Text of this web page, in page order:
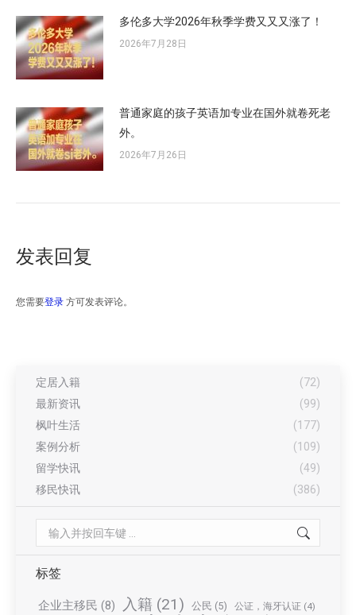
多伦多大学2026年秋季学费又又又涨了！
2026年7月28日
普通家庭的孩子英语加专业在国外就卷死老
外。
2026年7月26日
发表回复
您需要登录 方可发表评论。
定居入籍
(72)
最新资讯
(99)
枫叶生活
(177)
案例分析
(109)
留学快讯
(49)
移民快讯
(386)
Search:
标签
企业主移民 (8) 入籍 (21) 公民 (5) 公证，海牙认证 (4)